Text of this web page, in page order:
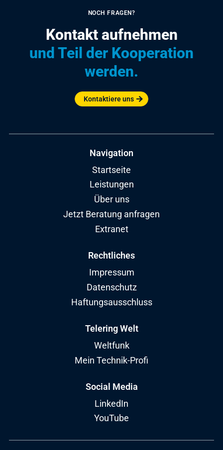
NOCH FRAGEN?
Kontakt aufnehmen
und Teil der Kooperation
werden.
Kontaktiere uns
Navigation
Startseite
Leistungen
Über uns
Jetzt Beratung anfragen
Extranet
Rechtliches
Impressum
Datenschutz
Haftungsausschluss
Telering Welt
Weltfunk
Mein Technik-Profi
Social Media
LinkedIn
YouTube